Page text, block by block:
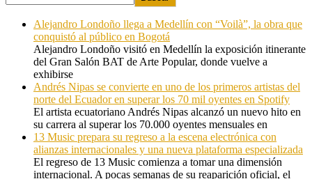
Alejandro Londoño llega a Medellín con “Voilà”, la obra que
conquistó al público en Bogotá
Alejandro Londoño visitó en Medellín la exposición itinerante
del Gran Salón BAT de Arte Popular, donde vuelve a
exhibirse
Andrés Nipas se convierte en uno de los primeros artistas del
norte del Ecuador en superar los 70 mil oyentes en Spotify
El artista ecuatoriano Andrés Nipas alcanzó un nuevo hito en
su carrera al superar los 70.000 oyentes mensuales en
13 Music prepara su regreso a la escena electrónica con
alianzas internacionales y una nueva plataforma especializada
El regreso de 13 Music comienza a tomar una dimensión
internacional. A pocas semanas de su reaparición oficial, el